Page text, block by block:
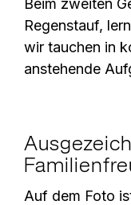
Beim zweiten
Regenstauf,
wir tauchen in
anstehende
Auf dem Foto